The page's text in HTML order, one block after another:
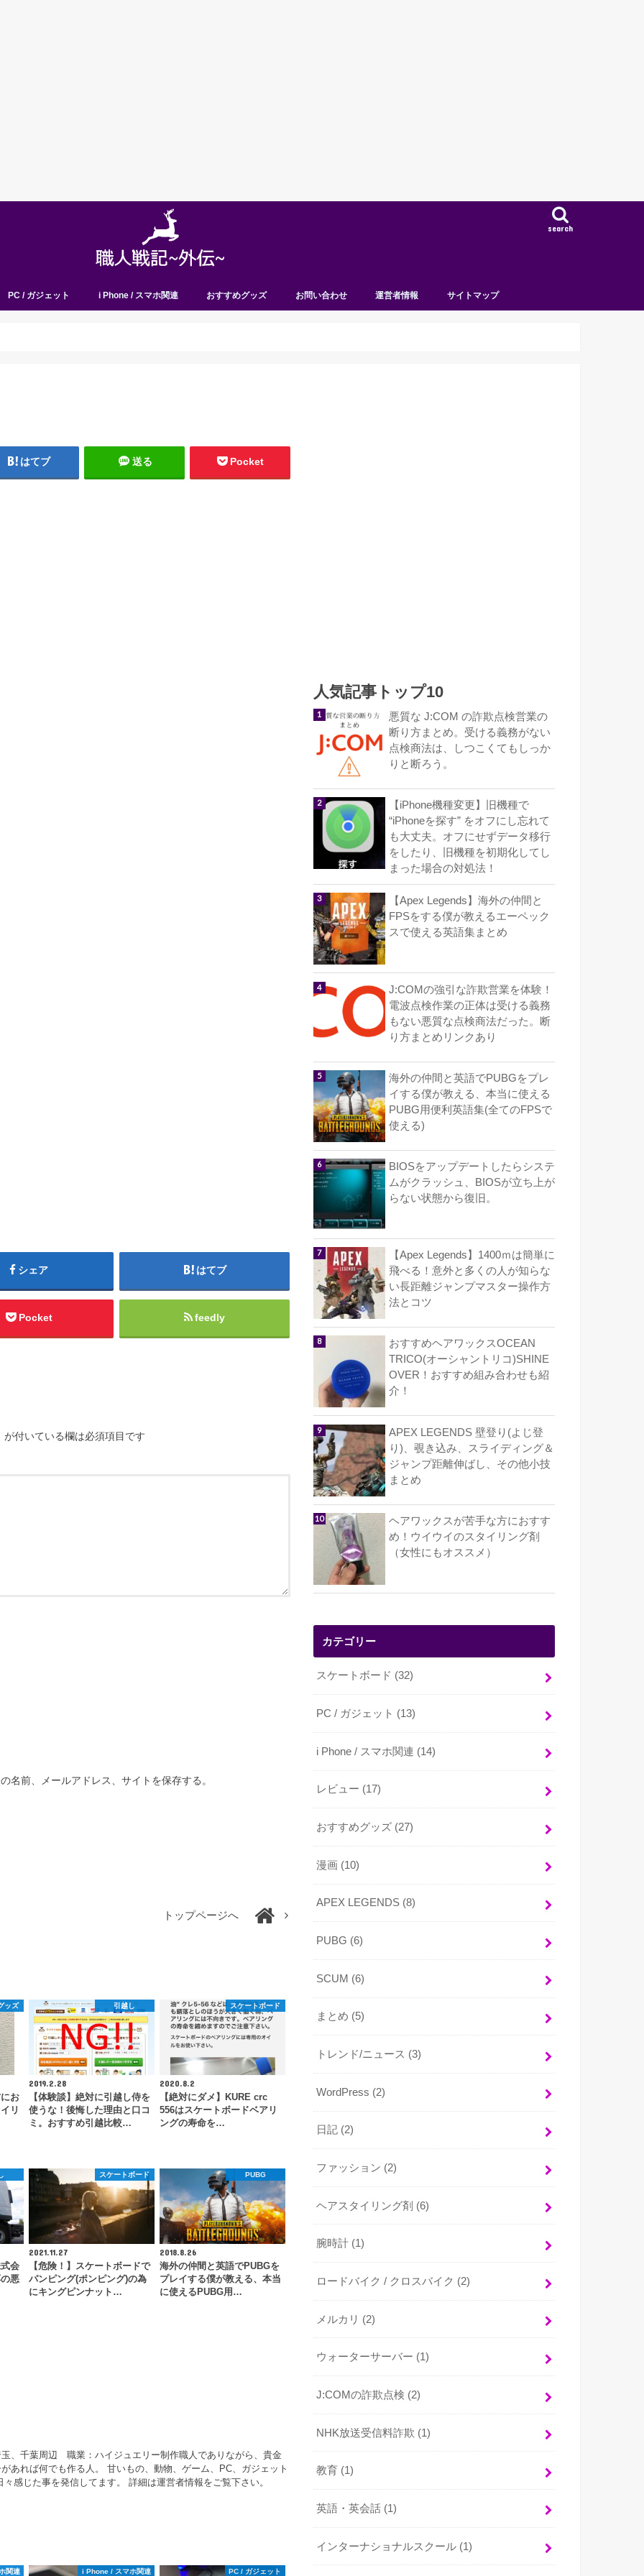
search
PC / ガジェット i Phone / スマホ関連 おすすめグッズ お問い合わせ 運営者情報 サイトマップ
はてブ 送る Pocket
シェア はてブ
Pocket feedly
が付いている欄は必須項目です
名前、メールアドレス、サイトを保存する。
トップページへ
ッズ
お
リ
引越し
2019.2.28
【体験談】絶対に引越し侍を
使うな！後悔した理由と口コ
ミ。おすすめ引越比較…
スケートボード
2020.8.2
【絶対にダメ】KURE crc
556はスケートボードベアリ
ングの寿命を…
会
悪
スケートボード
2021.11.27
【危険！】スケートボードで
パンピング(ポンピング)の為
にキングピンナット…
PUBG
2018.8.26
海外の仲間と英語でPUBGを
プレイする僕が教える、本当
に使えるPUBG用…
、千葉周辺 職業：ハイジュエリー制作職人でありながら、貴金
あれば何でも作る人。 甘いもの、動物、ゲーム、PC、ガジェット
感じた事を発信してます。 詳細は運営者情報をご覧下さい。
関連 i Phone / スマホ関連 PC / ガジェット
人気記事トップ10
悪質な J:COM の詐欺点検営業の
断り方まとめ。受ける義務がない
点検商法は、しつこくてもしっか
りと断ろう。
【iPhone機種変更】旧機種で
“iPhoneを探す” をオフにし忘れて
も大丈夫。オフにせずデータ移行
をしたり、旧機種を初期化してし
まった場合の対処法！
【Apex Legends】海外の仲間と
FPSをする僕が教えるエーペック
スで使える英語集まとめ
J:COMの強引な詐欺営業を体験！
電波点検作業の正体は受ける義務
もない悪質な点検商法だった。断
り方まとめリンクあり
海外の仲間と英語でPUBGをプレ
イする僕が教える、本当に使える
PUBG用便利英語集(全てのFPSで
使える)
BIOSをアップデートしたらシステ
ムがクラッシュ、BIOSが立ち上が
らない状態から復旧。
【Apex Legends】1400ｍは簡単に
飛べる！意外と多くの人が知らな
い長距離ジャンプマスター操作方
法とコツ
おすすめヘアワックスOCEAN
TRICO(オーシャントリコ)SHINE
OVER！おすすめ組み合わせも紹
介！
APEX LEGENDS 壁登り(よじ登
り)、覗き込み、スライディング＆
ジャンプ距離伸ばし、その他小技
まとめ
ヘアワックスが苦手な方におすす
め！ウイウイのスタイリング剤
（女性にもオススメ）
カテゴリー
スケートボード (32)
PC / ガジェット (13)
i Phone / スマホ関連 (14)
レビュー (17)
おすすめグッズ (27)
漫画 (10)
APEX LEGENDS (8)
PUBG (6)
SCUM (6)
まとめ (5)
トレンド/ニュース (3)
WordPress (2)
日記 (2)
ファッション (2)
ヘアスタイリング剤 (6)
腕時計 (1)
ロードバイク / クロスバイク (2)
メルカリ (2)
ウォーターサーバー (1)
J:COMの詐欺点検 (2)
NHK放送受信料詐欺 (1)
教育 (1)
英語・英会話 (1)
インターナショナルスクール (1)